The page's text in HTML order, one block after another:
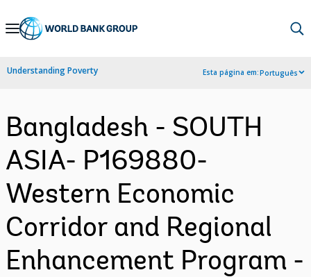
Skip
Navigation
Understanding Poverty Esta página em:Português
Bangladesh - SOUTH
ASIA- P169880-
Western Economic
Corridor and Regional
Enhancement Program -